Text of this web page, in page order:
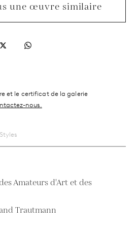
une œuvre similaire
et le certificat de la galerie
nous.
Styles
Amateurs d'Art et des
Trautmann